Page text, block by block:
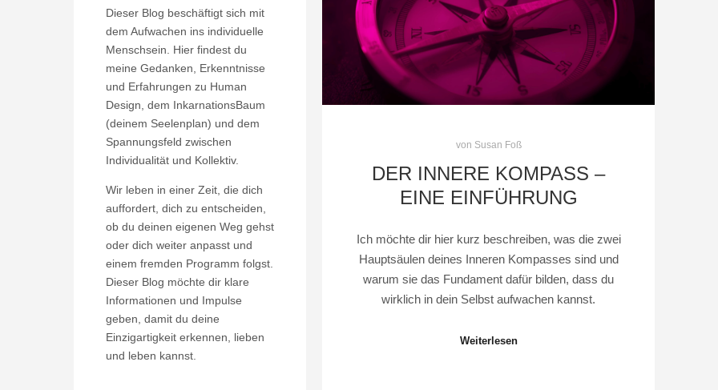
von Susan Foß
DER INNERE KOMPASS –
EINE EINFÜHRUNG
Ich möchte dir hier kurz beschreiben, was die zwei
Hauptsäulen deines Inneren Kompasses sind und
warum sie das Fundament dafür bilden, dass du
wirklich in dein Selbst aufwachen kannst.
Weiterlesen
Dieser Blog beschäftigt sich mit
dem Aufwachen ins individuelle
Menschsein. Hier findest du
meine Gedanken, Erkenntnisse
und Erfahrungen zu Human
Design, dem InkarnationsBaum
(deinem Seelenplan) und dem
Spannungsfeld zwischen
Individualität und Kollektiv.
Wir leben in einer Zeit, die dich
auffordert, dich zu entscheiden,
ob du deinen eigenen Weg gehst
oder dich weiter anpasst und
einem fremden Programm folgst.
Dieser Blog möchte dir klare
Informationen und Impulse
geben, damit du deine
Einzigartigkeit erkennen, lieben
und leben kannst.